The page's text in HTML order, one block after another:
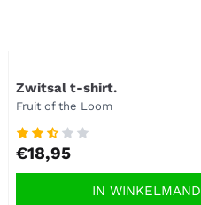
Zwitsal t-shirt.
Merk:
Fruit of the Loom
Prijs: 18,95
€18,95
IN WINKELMAND